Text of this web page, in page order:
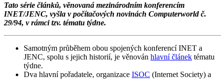
Tato série článků, věnovaná mezinárodním konferencím
INET/JENC, vyšla v počítačových novinách Computerworld č.
29/94, v rámci tzv. tématu týdne.
Samotným průběhem obou spojených konferencí INET a
JENC, spolu s jejich historií, je věnován hlavní článek tématu
týdne.
Dva hlavní pořadatele, organizace ISOC (Internet Society) a